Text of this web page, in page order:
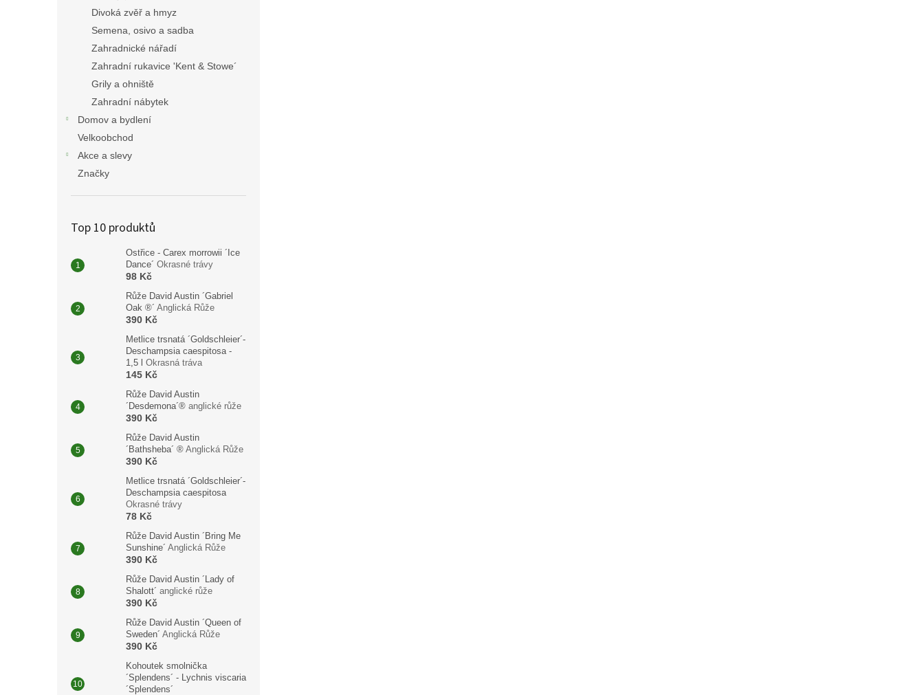
Divoká zvěř a hmyz
Semena, osivo a sadba
Zahradnické nářadí
Zahradní rukavice 'Kent & Stowe´
Grily a ohniště
Zahradní nábytek
Domov a bydlení
Velkoobchod
Akce a slevy
Značky
Top 10 produktů
Ostřice - Carex morrowii ´Ice
Dance´ Okrasné trávy
98 Kč
Růže David Austin ´Gabriel
Oak ®´ Anglická Růže
390 Kč
Metlice trsnatá ´Goldschleier´-
Deschampsia caespitosa -
1,5 l Okrasná tráva
145 Kč
Růže David Austin
´Desdemona´® anglické růže
390 Kč
Růže David Austin
´Bathsheba´ ® Anglická Růže
390 Kč
Metlice trsnatá ´Goldschleier´-
Deschampsia caespitosa
Okrasné trávy
78 Kč
Růže David Austin ´Bring Me
Sunshine´ Anglická Růže
390 Kč
Růže David Austin ´Lady of
Shalott´ anglické růže
390 Kč
Růže David Austin ´Queen of
Sweden´ Anglická Růže
390 Kč
Kohoutek smolnička
´Splendens´ - Lychnis viscaria
´Splendens´